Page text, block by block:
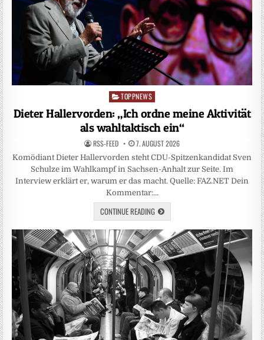
Posted
TOPPNEWS
Dieter Hallervorden: „Ich ordne meine Aktivität
als wahltaktisch ein“
RSS-FEED 7. AUGUST 2026
Komödiant Dieter Hallervorden steht CDU-Spitzenkandidat Sven
Schulze im Wahlkampf in Sachsen-Anhalt zur Seite. Im
Interview erklärt er, warum er das macht. Quelle: FAZ.NET Dein
Kommentar:…
CONTINUE READING